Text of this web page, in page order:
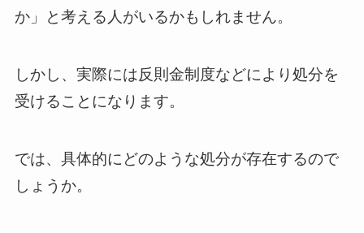
か」と考える人がいるかもしれません。
しかし、実際には反則金制度などにより処分を
受けることになります。
では、具体的にどのような処分が存在するので
しょうか。